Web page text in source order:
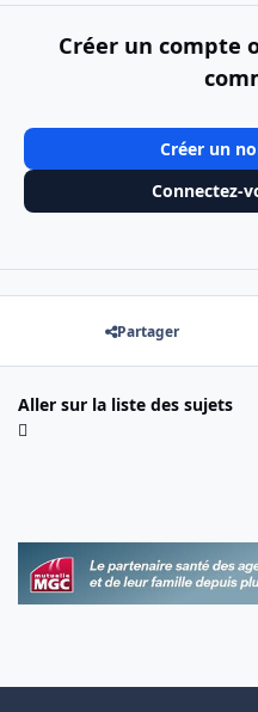
Créer un compte
Créer un
Connectez-
Partager
Aller sur la liste des sujets